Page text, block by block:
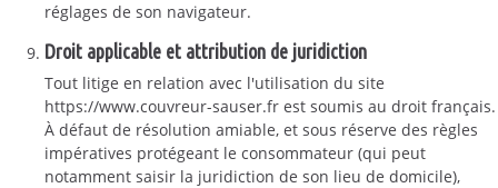
réglages de son navigateur.
Droit applicable et attribution de juridiction
Tout litige en relation avec l'utilisation du site
https://www.couvreur-sauser.fr est soumis au droit français.
À défaut de résolution amiable, et sous réserve des règles
impératives protégeant le consommateur (qui peut
notamment saisir la juridiction de son lieu de domicile),